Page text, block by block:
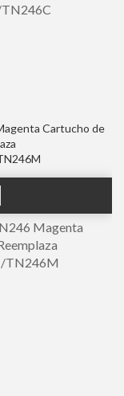
Magenta
TN246M